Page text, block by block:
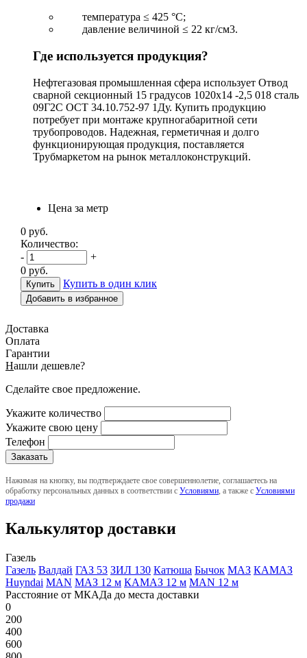
температура ≤ 425 °С;
давление величиной ≤ 22 кг/см3.
Где используется продукция?
Нефтегазовая промышленная сфера использует Отвод
сварной секционный 15 градусов 1020х14 -2,5 018 сталь
09Г2С ОСТ 34.10.752-97 1Ду. Купить продукцию
потребует при монтаже крупногабаритной сети
трубопроводов. Надежная, герметичная и долго
функционирующая продукция, поставляется
Трубмаркетом на рынок металлоконструкций.
Цена за метр
0 руб.
Количество:
-
+
0 руб.
Купить в один клик
Добавить в избранное
Доставка
Оплата
Гарантии
Нашли дешевле?
Сделайте свое предложение.
Укажите количество
Укажите свою цену
Телефон
Нажимая на кнопку, вы подтверждаете свое совершеннолетие, соглашаетесь на
обработку персональных данных в соответствии с Условиями , а также с Условиями
продажи
Калькулятор доставки
Газель
Газель Валдай ГАЗ 53 ЗИЛ 130 Катюша Бычок МАЗ КАМАЗ
Huyndai MAN МАЗ 12 м КАМАЗ 12 м MAN 12 м
Расстояние от МКАДа до места доставки
0
200
400
600